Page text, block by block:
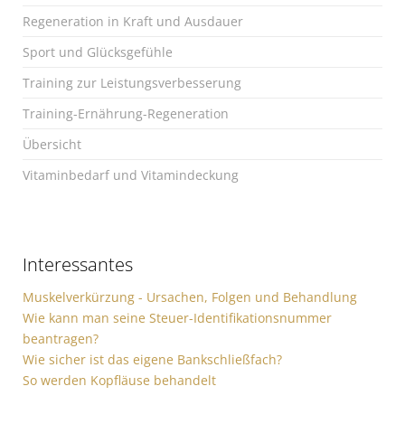
Regeneration in Kraft und Ausdauer
Sport und Glücksgefühle
Training zur Leistungsverbesserung
Training-Ernährung-Regeneration
Übersicht
Vitaminbedarf und Vitamindeckung
Interessantes
Muskelverkürzung - Ursachen, Folgen und Behandlung
Wie kann man seine Steuer-Identifikationsnummer
beantragen?
Wie sicher ist das eigene Bankschließfach?
So werden Kopfläuse behandelt